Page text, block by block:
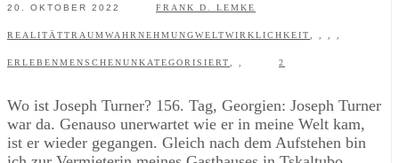
20. OKTOBER 2022 FRANK D. LEMKE
REALITÄT ,
TRAUM ,
WAHRNEHMUNG ,
WELT ,
WIRKLICHKEIT
ERLEBEN ,
MENSCHEN ,
UNKATEGORISIERT 2
Wo ist Joseph Turner? 156. Tag, Georgien: Joseph Turner
war da. Genauso unerwartet wie er in meine Welt kam,
ist er wieder gegangen. Gleich nach dem Aufstehen bin